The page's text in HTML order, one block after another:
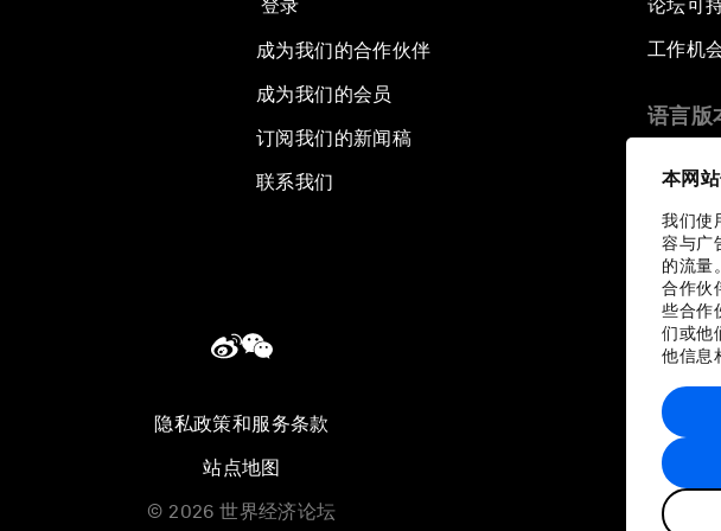
本网
我们使
容与广
的流量
合作伙
些合作
们或他
他信息
登录
成为我们的合作伙伴
成为我们的会员
订阅我们的新闻稿
联系我们
论坛可
工作机
语言版
隐私政策和服务条款
站点地图
© 2026 世界经济论坛